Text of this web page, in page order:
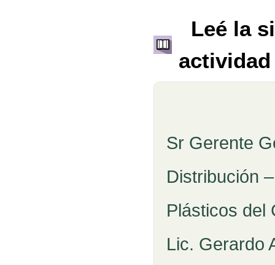
Leé la
actividad
Sr Gerente
Distribución
Plásticos del
Lic. Gerardo